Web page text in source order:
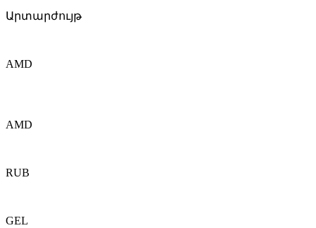
Արտարժույթ
AMD
AMD
RUB
GEL